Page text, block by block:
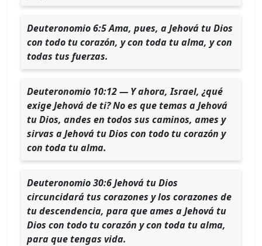
Deuteronomio 6:5 Ama, pues, a Jehová tu Dios
con todo tu corazón, y con toda tu alma, y con
todas tus fuerzas.
Deuteronomio 10:12 — Y ahora, Israel, ¿qué
exige Jehová de ti? No es que temas a Jehová
tu Dios, andes en todos sus caminos, ames y
sirvas a Jehová tu Dios con todo tu corazón y
con toda tu alma.
Deuteronomio 30:6 Jehová tu Dios
circuncidará tus corazones y los corazones de
tu descendencia, para que ames a Jehová tu
Dios con todo tu corazón y con toda tu alma,
para que tengas vida.